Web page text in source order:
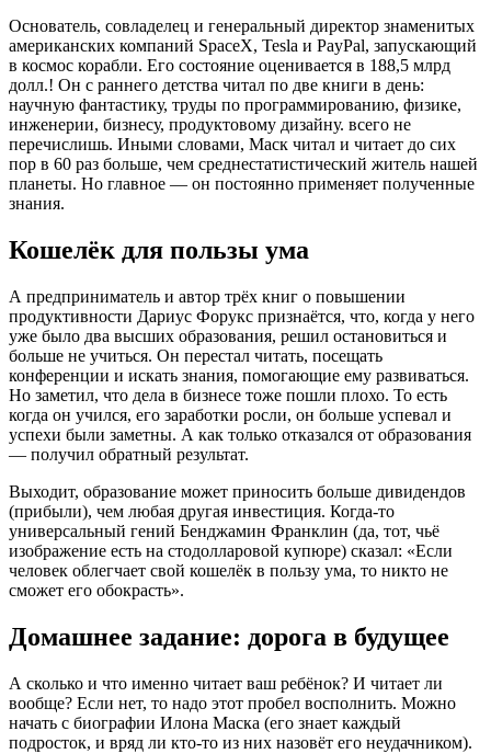
Основатель, совладелец и генеральный директор знаменитых
американских компаний SpaceX, Tesla и PayPal, запускающий
в космос корабли. Его состояние оценивается в 188,5 млрд
долл.! Он с раннего детства читал по две книги в день:
научную фантастику, труды по программированию, физике,
инженерии, бизнесу, продуктовому дизайну. всего не
перечислишь. Иными словами, Маск читал и читает до сих
пор в 60 раз больше, чем среднестатистический житель нашей
планеты. Но главное — он постоянно применяет полученные
знания.
Кошелёк для пользы ума
А предприниматель и автор трёх книг о повышении
продуктивности Дариус Форукс признаётся, что, когда у него
уже было два высших образования, решил остановиться и
больше не учиться. Он перестал читать, посещать
конференции и искать знания, помогающие ему развиваться.
Но заметил, что дела в бизнесе тоже пошли плохо. То есть
когда он учился, его заработки росли, он больше успевал и
успехи были заметны. А как только отказался от образования
— получил обратный результат.
Выходит, образование может приносить больше дивидендов
(прибыли), чем любая другая инвестиция. Когда-то
универсальный гений Бенджамин Франклин (да, тот, чьё
изображение есть на стодолларовой купюре) сказал: «Если
человек облегчает свой кошелёк в пользу ума, то никто не
сможет его обокрасть».
Домашнее задание: дорога в будущее
А сколько и что именно читает ваш ребёнок? И читает ли
вообще? Если нет, то надо этот пробел восполнить. Можно
начать с биографии Илона Маска (его знает каждый
подросток, и вряд ли кто-то из них назовёт его неудачником).